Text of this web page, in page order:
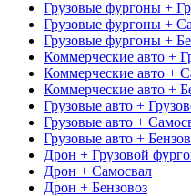
Грузовые фургоны +
Грузовые фургоны +
Грузовые фургоны +
Коммерческие авто +
Коммерческие авто +
Коммерческие авто +
Грузовые авто +
Грузовые авто +
Грузовые авто +
Дрон + Грузовой
Дрон + Самосвал
Дрон + Бензовоз